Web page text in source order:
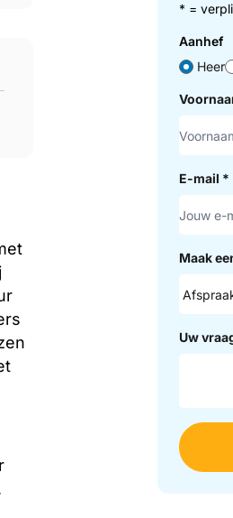
* =
Aanhef
Heer
E-mail *
Maak
Uw